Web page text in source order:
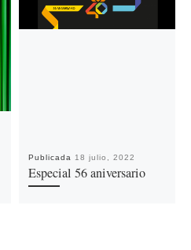
Publicada 18 julio, 2022
Especial 56 aniversario